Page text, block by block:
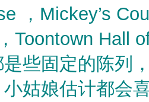
，Mickey’s
Toontown Hall
是些固定的陈列
姑娘估计都会